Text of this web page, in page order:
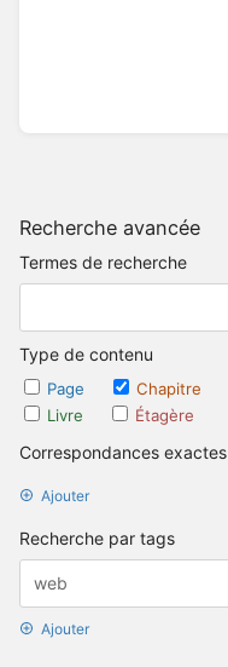
Recherche avancée
Termes de recherche
Type de contenu
Page
Chapitre
Livre
Étagère
Correspondances exactes
Ajouter
Recherche par tags
Ajouter